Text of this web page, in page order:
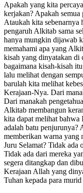
Apakah yang kita
kerjakan? Apakah
Ataukah kita sebenarnya
pengaruh Alkitab sama
hanya mungkin dijawab
memahami apa yang
kisah yang dinyatakan di
bagaimana kisah-kisah
lalu melihat dengan
barulah kita melihat
Kerajaan-Nya. Dari
Dari manakah
Alkitab membangun
kita dapat melihat bahwa
adalah batu penjurunya?
memberikan warna yang
Juru Selamat? Tidak ada
Tidak ada dari mereka
segera ditangkap dan
Kerajaan Allah yang
Tuhan kepada para